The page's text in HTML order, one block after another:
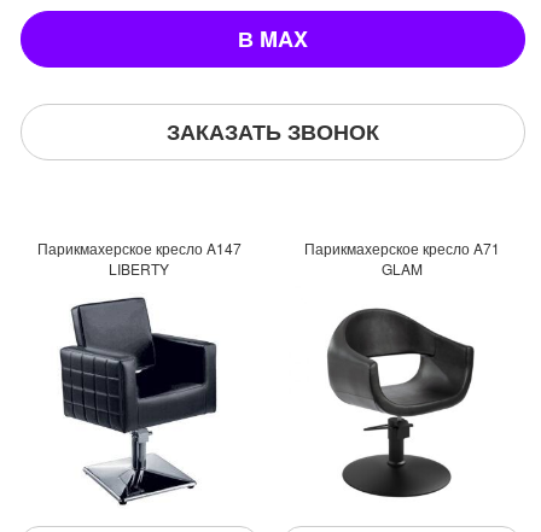
В MAX
ЗАКАЗАТЬ ЗВОНОК
Парикмахерское кресло A147
LIBERTY
Парикмахерское кресло A71
GLAM